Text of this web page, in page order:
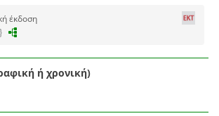
έκδοση
ή χρονική)